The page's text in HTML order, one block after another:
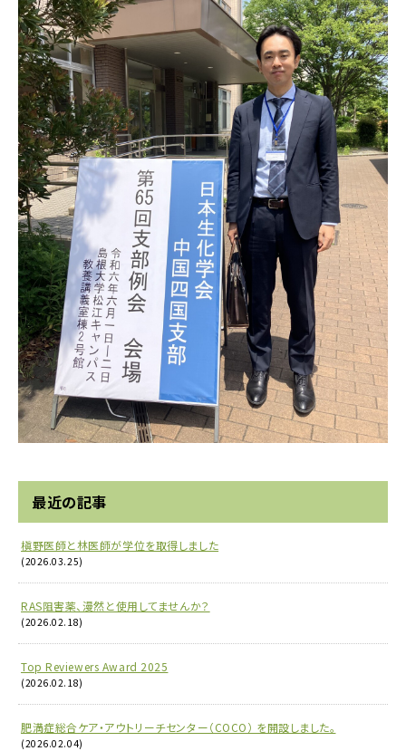
最近の記事
槇野医師と林医師が学位を取得しました
(2026.03.25)
RAS阻害薬、漫然と使用してませんか？
(2026.02.18)
Top Reviewers Award 2025
(2026.02.18)
肥満症総合ケア・アウトリーチセンター（COCO） を開設しました。
(2026.02.04)